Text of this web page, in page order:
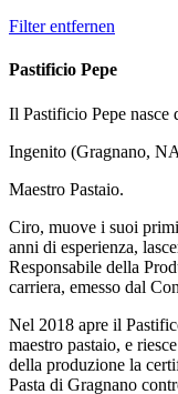
Filter entfernen
Pastificio Pepe
Il Pastificio Pepe nasce
Ingenito (Gragnano,
Maestro Pastaio.
Ciro, muove i suoi
anni di esperienza,
Responsabile della
carriera, emesso dal
Nel 2018 apre il
maestro pastaio, e
della produzione la
Pasta di Gragnano